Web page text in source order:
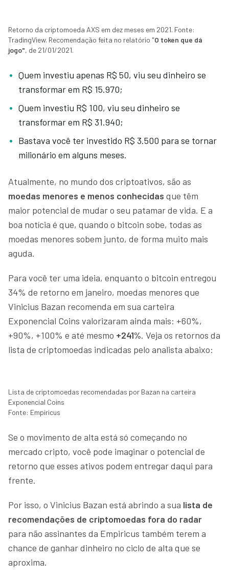
Retorno da criptomoeda AXS em dez meses em 2021. Fonte:
TradingView. Recomendação feita no relatório "O token que dá
jogo", de 21/01/2021.
Quem investiu apenas R$ 50, viu seu dinheiro se
transformar em R$ 15.970;
Quem investiu R$ 100, viu seu dinheiro se
transformar em R$ 31.940;
Bastava você ter investido R$ 3.500 para se tornar
milionário em alguns meses.
Atualmente, no mundo dos criptoativos, são as
moedas menores e menos conhecidas que têm
maior potencial de mudar o seu patamar de vida. E a
boa notícia é que, quando o bitcoin sobe, todas as
moedas menores sobem junto, de forma muito mais
aguda.
Para você ter uma ideia, enquanto o bitcoin entregou
34% de retorno em janeiro, moedas menores que
Vinicius Bazan recomenda em sua carteira
Exponencial Coins valorizaram ainda mais: +60%,
+90%, +100% e até mesmo +241%. Veja os retornos da
lista de criptomoedas indicadas pelo analista abaixo:
Lista de criptomoedas recomendadas por Bazan na carteira
Exponencial Coins
Fonte: Empiricus
Se o movimento de alta está só começando no
mercado cripto, você pode imaginar o potencial de
retorno que esses ativos podem entregar daqui para
frente.
Por isso, o Vinicius Bazan está abrindo a sua lista de
recomendações de criptomoedas fora do radar
para não assinantes da Empiricus também terem a
chance de ganhar dinheiro no ciclo de alta que se
aproxima.